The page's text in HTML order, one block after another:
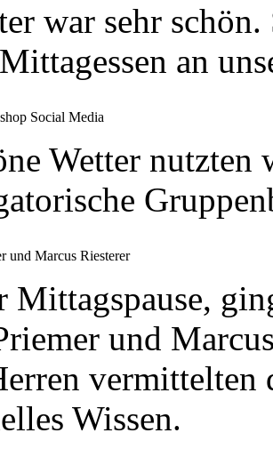
war sehr
an
Social Media
Wetter
und Marcus Riesterer
Mittagspause,
und
vermittelten
Wissen.